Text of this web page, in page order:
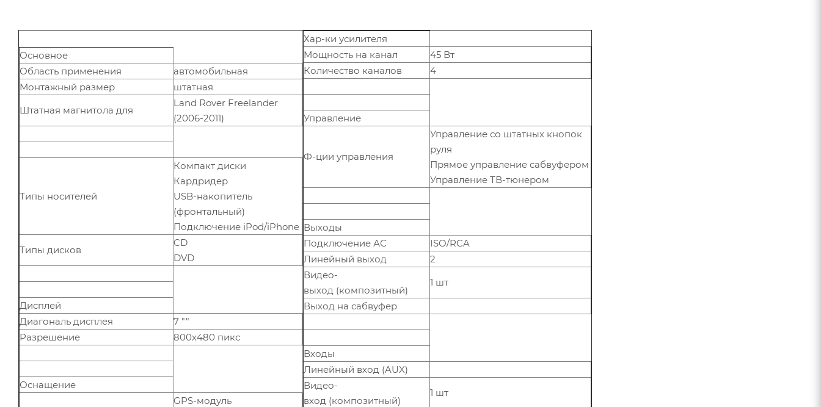
Основное
Область применения
автомобильная
Монтажный размер
штатная
Штатная магнитола для
Land Rover Freelander
(2006-2011)
Типы носителей
Компакт диски
Кардридер
USB-накопитель
(фронтальный)
Подключение iPod/iPhone
Типы дисков
CD
DVD
Дисплей
Диагональ дисплея
7 ""
Разрешение
800х480 пикс
Оснащение
GPS-модуль
Хар-ки усилителя
Мощность на канал
45 Вт
Количество каналов
4
Управление
Ф-ции управления
Управление со штатных кнопок
руля
Прямое управление сабвуфером
Управление ТВ-тюнером
Выходы
Подключение АС
ISO/RCA
Линейный выход
2
Видео-
выход (композитный)
1 шт
Выход на сабвуфер
Входы
Линейный вход (AUX)
Видео-
вход (композитный)
1 шт